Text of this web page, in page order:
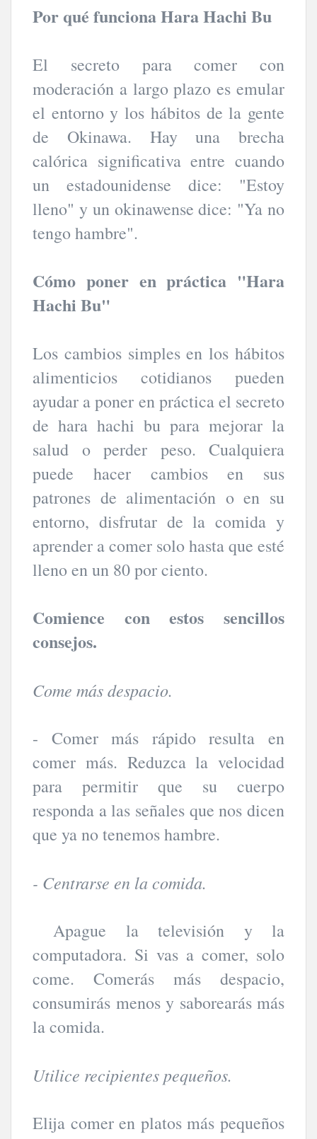
Por qué funciona Hara Hachi Bu
El secreto para comer con
moderación a largo plazo es emular
el entorno y los hábitos de la gente
de Okinawa. Hay una brecha
calórica significativa entre cuando
un estadounidense dice: "Estoy
lleno" y un okinawense dice: "Ya no
tengo hambre".
Cómo poner en práctica "Hara
Hachi Bu"
Los cambios simples en los hábitos
alimenticios cotidianos pueden
ayudar a poner en práctica el secreto
de hara hachi bu para mejorar la
salud o perder peso. Cualquiera
puede hacer cambios en sus
patrones de alimentación o en su
entorno, disfrutar de la comida y
aprender a comer solo hasta que esté
lleno en un 80 por ciento.
Comience con estos sencillos
consejos.
Come más despacio.
- Comer más rápido resulta en
comer más. Reduzca la velocidad
para permitir que su cuerpo
responda a las señales que nos dicen
que ya no tenemos hambre.
- Centrarse en la comida.
Apague la televisión y la
computadora. Si vas a comer, solo
come. Comerás más despacio,
consumirás menos y saborearás más
la comida.
Utilice recipientes pequeños.
Elija comer en platos más pequeños